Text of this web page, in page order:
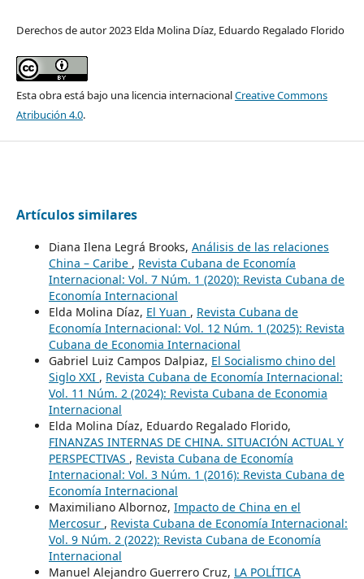
Derechos de autor 2023 Elda Molina Díaz, Eduardo Regalado Florido
Esta obra está bajo una licencia internacionalCreative Commons
Atribución 4.0.
Artículos similares
Diana Ilena Legrá Brooks, Análisis de las relaciones
China – Caribe , Revista Cubana de Economía
Internacional: Vol. 7 Núm. 1 (2020): Revista Cubana de
Economía Internacional
Elda Molina Díaz, El Yuan , Revista Cubana de
Economía Internacional: Vol. 12 Núm. 1 (2025): Revista
Cubana de Economia Internacional
Gabriel Luiz Campos Dalpiaz, El Socialismo chino del
Siglo XXI , Revista Cubana de Economía Internacional:
Vol. 11 Núm. 2 (2024): Revista Cubana de Economia
Internacional
Elda Molina Díaz, Eduardo Regalado Florido,
FINANZAS INTERNAS DE CHINA. SITUACIÓN ACTUAL Y
PERSPECTIVAS , Revista Cubana de Economía
Internacional: Vol. 3 Núm. 1 (2016): Revista Cubana de
Economía Internacional
Maximiliano Albornoz, Impacto de China en el
Mercosur , Revista Cubana de Economía Internacional:
Vol. 9 Núm. 2 (2022): Revista Cubana de Economía
Internacional
Manuel Alejandro Guerrero Cruz, LA POLÍTICA